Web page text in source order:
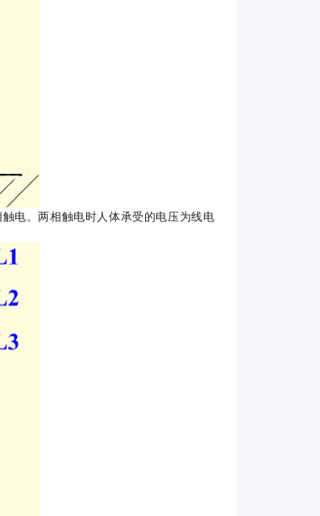
电。两相触电时人体承受的电压为线电